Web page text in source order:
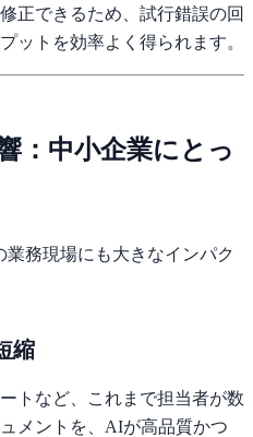
正できるため、試行錯誤の回
ットを効率よく得られます。
：中小企業にとっ
業務現場にも大きなインパク
縮
トなど、これまで担当者が数
メントを、AIが高品質かつ